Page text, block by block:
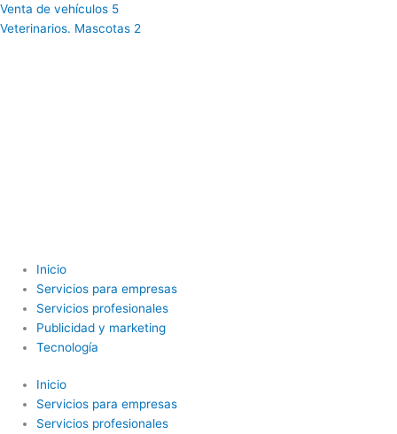
Venta de vehículos 5
Veterinarios. Mascotas 2
Inicio
Servicios para empresas
Servicios profesionales
Publicidad y marketing
Tecnología
Inicio
Servicios para empresas
Servicios profesionales